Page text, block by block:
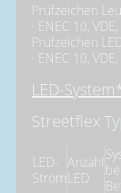
Prüfzeichen
· ENEC 10,
Prüfzeichen
· ENEC 10,
LED-
Streetflex
LED-
Strom
Anzahl
LED